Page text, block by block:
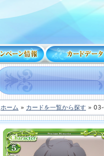
ホーム » カードを一覧から探す »